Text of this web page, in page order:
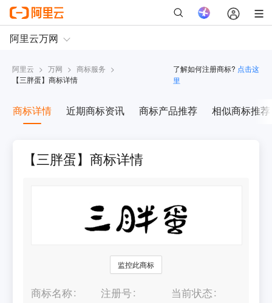
阿里云 > 万网 > 商标服务 >
【三胖蛋】商标详情
了解如何注册商标? 点击这
里
商标详情 近期商标资讯 商标产品推荐 相似商标推荐
【三胖蛋】商标详情
监控此商标
商标名称
注册号
当前状态